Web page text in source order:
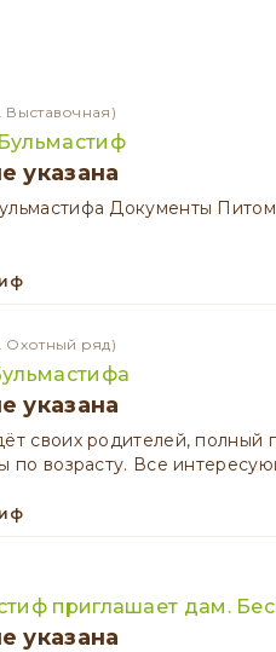
Выставочная)
указана
Документы
Охотный ряд)
указана
своих родителей, полный
по возрасту. Все
приглашает дам.
указана